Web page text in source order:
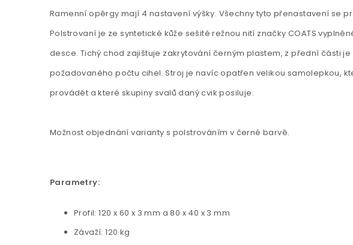
Ramenní opěrgy mají 4 nastavení výšky. Všechny tyto přenastavení se
Polstrovaní je ze syntetické kůže sešité režnou nití značky COATS
desce. Tichý chod zajištuje zakrytování černým plastem, z přední části
požadovaného počtu cihel. Stroj je navíc opatřen velikou samolepkou,
provádět a které skupiny svalů daný cvik posiluje.
Možnost objednání varianty s polstrováním v černé barvě.
Parametry:
Profil: 120 x 60 x 3 mm a 80 x 40 x 3 mm
Závaží: 120 kg